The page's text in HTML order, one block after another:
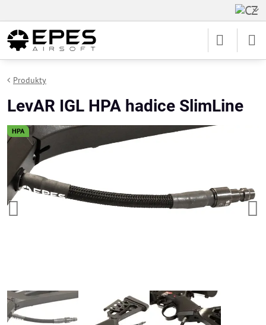
HPA
Produkty
LevAR IGL HPA hadice SlimLine